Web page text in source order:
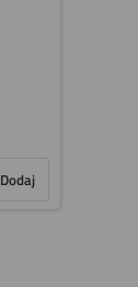
Dodaj